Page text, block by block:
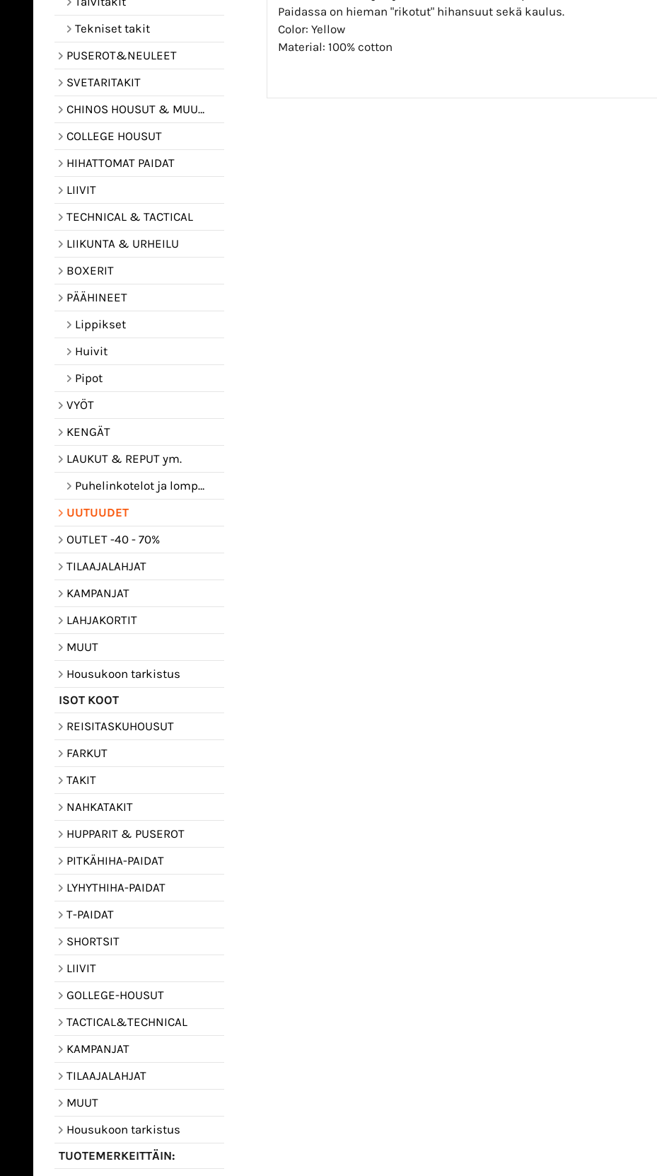
Tekniset takit
PUSEROT&NEULEET
SVETARITAKIT
CHINOS HOUSUT & MUUT HOUSUT
COLLEGE HOUSUT
HIHATTOMAT PAIDAT
LIIVIT
TECHNICAL & TACTICAL
LIIKUNTA & URHEILU
BOXERIT
PÄÄHINEET
Lippikset
Huivit
Pipot
VYÖT
KENGÄT
LAUKUT & REPUT ym.
Puhelinkotelot ja lompakot
UUTUUDET
OUTLET -40 - 70%
TILAAJALAHJAT
KAMPANJAT
LAHJAKORTIT
MUUT
Housukoon tarkistus
ISOT KOOT
REISITASKUHOUSUT
FARKUT
TAKIT
NAHKATAKIT
HUPPARIT & PUSEROT
PITKÄHIHA-PAIDAT
LYHYTHIHA-PAIDAT
T-PAIDAT
SHORTSIT
LIIVIT
GOLLEGE-HOUSUT
TACTICAL&TECHNICAL
KAMPANJAT
TILAAJALAHJAT
MUUT
Housukoon tarkistus
TUOTEMERKEITTÄIN:
Paidassa on hieman "rikotut" hihansuut sekä kaulus.
Color: Yellow
Material: 100% cotton